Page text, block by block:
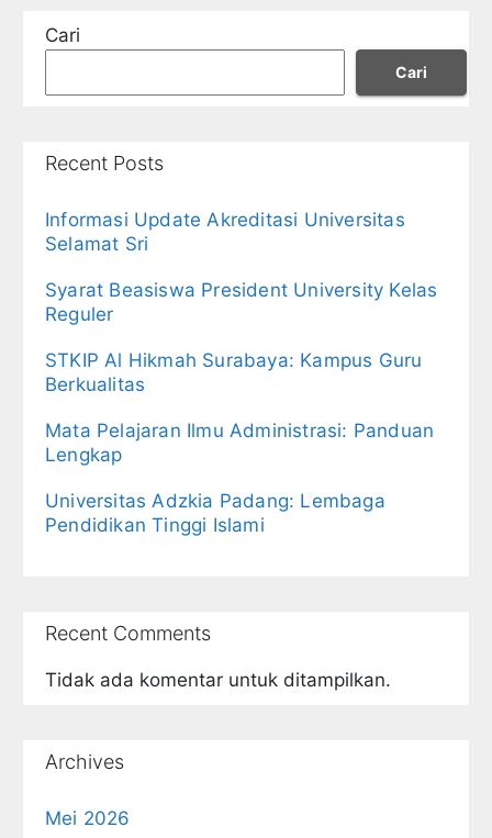
Cari
Cari
Recent Posts
Informasi Update Akreditasi Universitas
Selamat Sri
Syarat Beasiswa President University Kelas
Reguler
STKIP Al Hikmah Surabaya: Kampus Guru
Berkualitas
Mata Pelajaran Ilmu Administrasi: Panduan
Lengkap
Universitas Adzkia Padang: Lembaga
Pendidikan Tinggi Islami
Recent Comments
Tidak ada komentar untuk ditampilkan.
Archives
Mei 2026